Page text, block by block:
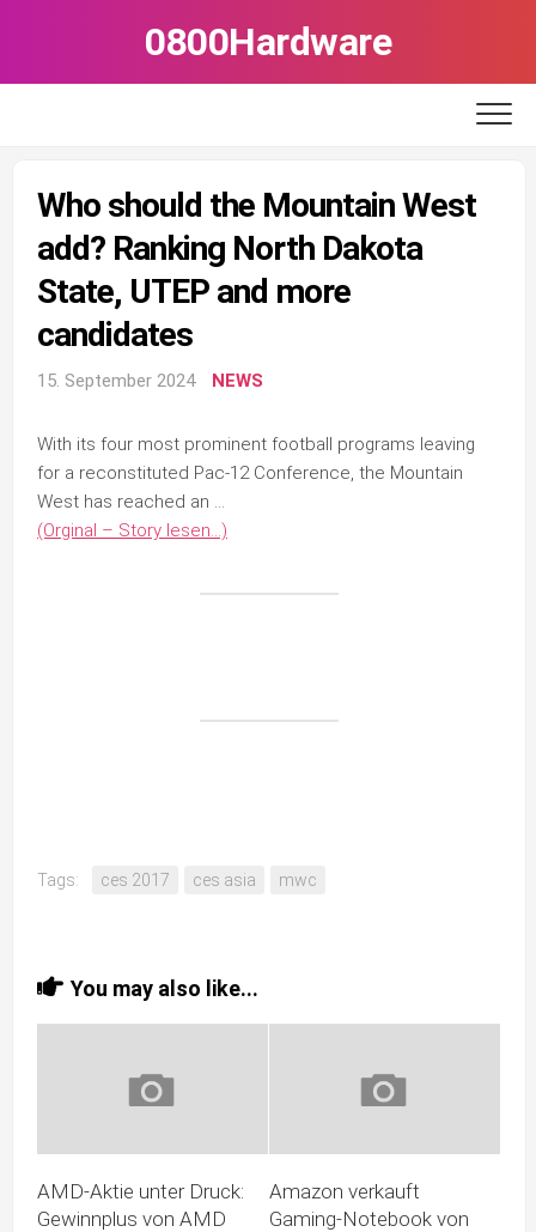
0800Hardware
Who should the Mountain West
add? Ranking North Dakota
State, UTEP and more
candidates
15. September 2024 NEWS
With its four most prominent football programs leaving
for a reconstituted Pac-12 Conference, the Mountain
West has reached an …
(Orginal – Story lesen…)
Tags: ces 2017 ces asia mwc
You may also like...
AMD-Aktie unter Druck:
Gewinnplus von AMD
Amazon verkauft
Gaming-Notebook von